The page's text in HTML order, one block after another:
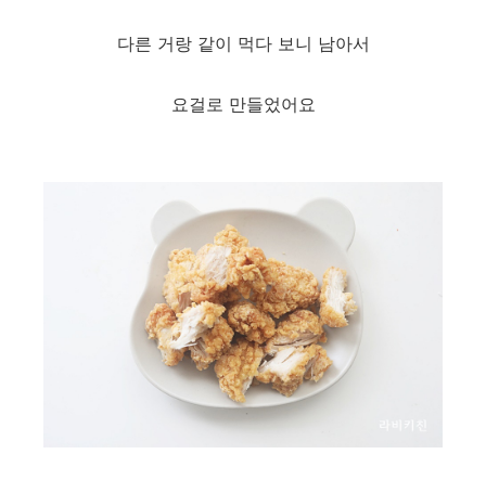
다른 거랑 같이 먹다 보니 남아서
요걸로 만들었어요